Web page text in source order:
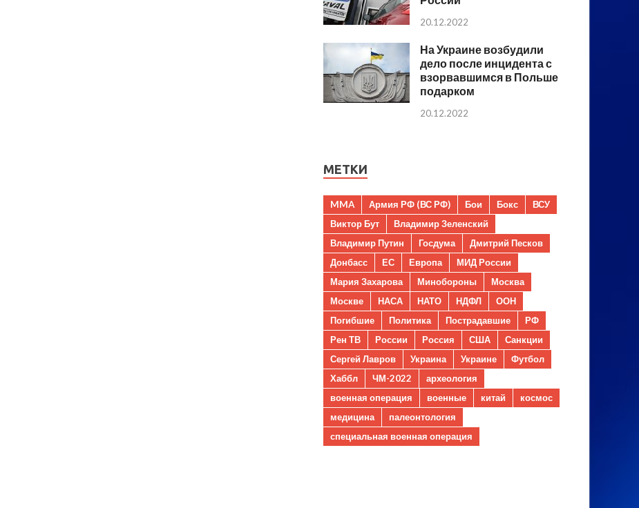
20.12.2022
На Украине возбудили
дело после инцидента с
взорвавшимся в Польше
подарком
20.12.2022
МЕТКИ
MMA Армия РФ (ВС РФ) Бои Бокс
ВСУ
Виктор Бут
Владимир Зеленский
Владимир Путин
Госдума
Дмитрий Песков
Донбасс
ЕС Европа
МИД России
Мария Захарова
Минобороны
Москва
Москве
НАСА НАТО НДФЛ
ООН
Погибшие
Политика Пострадавшие
РФ
Рен ТВ
России Россия США
Санкции
Сергей Лавров
Украина Украине
Футбол
Хаббл
ЧМ-2022
археология
военная операция
военные китай
космос
медицина
палеонтология
специальная военная операция